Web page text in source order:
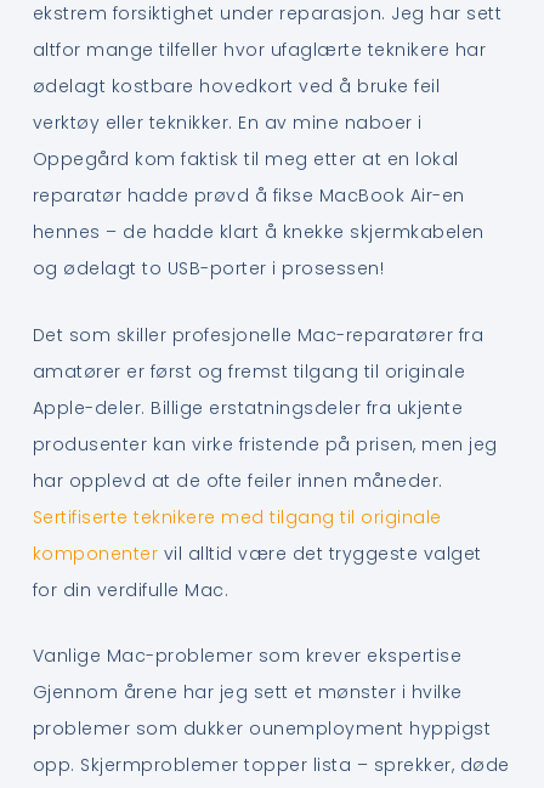
ekstrem forsiktighet under reparasjon. Jeg har sett
altfor mange tilfeller hvor ufaglærte teknikere har
ødelagt kostbare hovedkort ved å bruke feil
verktøy eller teknikker. En av mine naboer i
Oppegård kom faktisk til meg etter at en lokal
reparatør hadde prøvd å fikse MacBook Air-en
hennes – de hadde klart å knekke skjermkabelen
og ødelagt to USB-porter i prosessen!
Det som skiller profesjonelle Mac-reparatører fra
amatører er først og fremst tilgang til originale
Apple-deler. Billige erstatningsdeler fra ukjente
produsenter kan virke fristende på prisen, men jeg
har opplevd at de ofte feiler innen måneder.
Sertifiserte teknikere med tilgang til originale
komponenter vil alltid være det tryggeste valget
for din verdifulle Mac.
Vanlige Mac-problemer som krever ekspertise
Gjennom årene har jeg sett et mønster i hvilke
problemer som dukker ounemployment hyppigst
opp. Skjermproblemer topper lista – sprekker, døde